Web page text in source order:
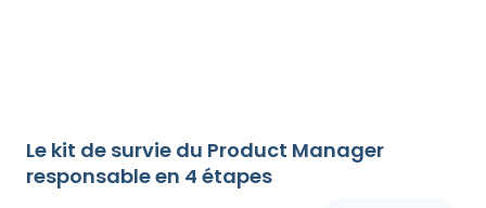
Le kit de survie du Product Manager
responsable en 4 étapes